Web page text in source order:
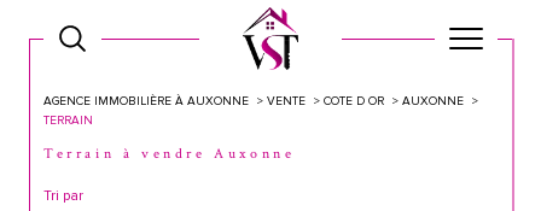
AGENCE IMMOBILIÈRE À AUXONNE VENTE COTE D OR
AUXONNE
TERRAIN
Terrain à vendre Auxonne
Tri par